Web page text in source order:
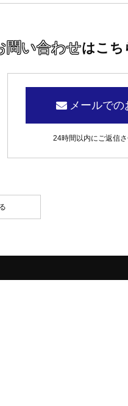
問い合わせはこち
メールで
24時間以内にご返信さ